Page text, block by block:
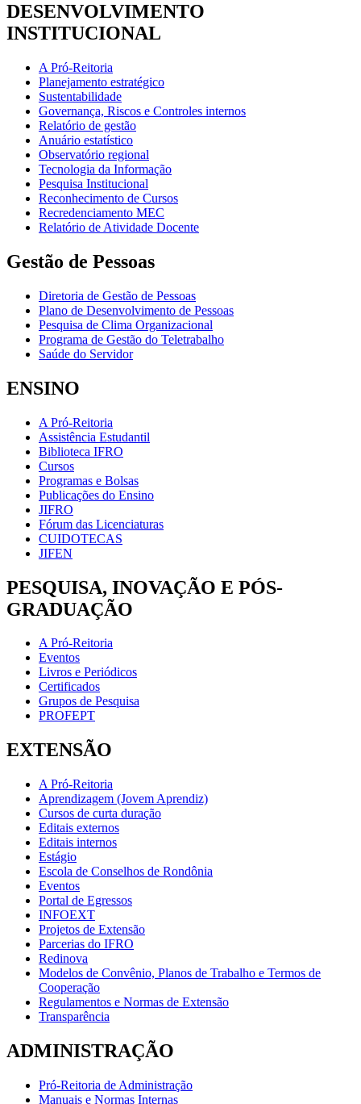
DESENVOLVIMENTO
INSTITUCIONAL
A Pró-Reitoria
Planejamento estratégico
Sustentabilidade
Governança, Riscos e Controles internos
Relatório de gestão
Anuário estatístico
Observatório regional
Tecnologia da Informação
Pesquisa Institucional
Reconhecimento de Cursos
Recredenciamento MEC
Relatório de Atividade Docente
Gestão de Pessoas
Diretoria de Gestão de Pessoas
Plano de Desenvolvimento de Pessoas
Pesquisa de Clima Organizacional
Programa de Gestão do Teletrabalho
Saúde do Servidor
ENSINO
A Pró-Reitoria
Assistência Estudantil
Biblioteca IFRO
Cursos
Programas e Bolsas
Publicações do Ensino
JIFRO
Fórum das Licenciaturas
CUIDOTECAS
JIFEN
PESQUISA, INOVAÇÃO E PÓS-
GRADUAÇÃO
A Pró-Reitoria
Eventos
Livros e Periódicos
Certificados
Grupos de Pesquisa
PROFEPT
EXTENSÃO
A Pró-Reitoria
Aprendizagem (Jovem Aprendiz)
Cursos de curta duração
Editais externos
Editais internos
Estágio
Escola de Conselhos de Rondônia
Eventos
Portal de Egressos
INFOEXT
Projetos de Extensão
Parcerias do IFRO
Redinova
Modelos de Convênio, Planos de Trabalho e Termos de
Cooperação
Regulamentos e Normas de Extensão
Transparência
ADMINISTRAÇÃO
Pró-Reitoria de Administração
Manuais e Normas Internas